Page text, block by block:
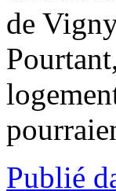
de
Publié